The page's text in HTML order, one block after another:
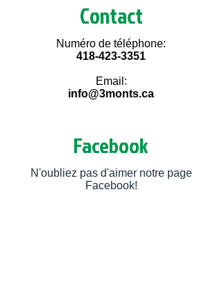
Contact
Numéro de téléphone:
418-423-3351
Email:
info@3monts.ca
Facebook
N'oubliez pas d'aimer notre page
Facebook!